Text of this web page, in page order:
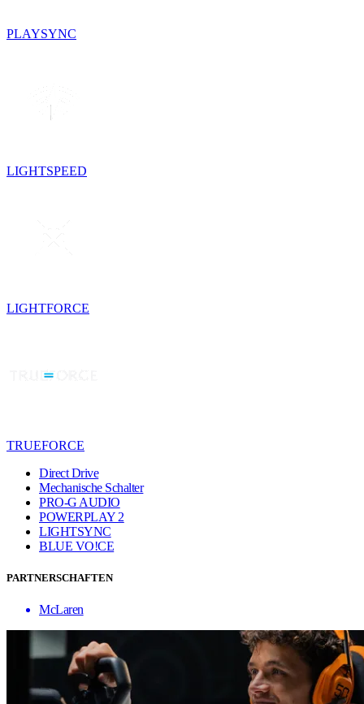
PLAYSYNC
LIGHTSPEED
LIGHTFORCE
TRUEFORCE
Direct Drive
Mechanische Schalter
PRO-G AUDIO
POWERPLAY 2
LIGHTSYNC
BLUE VO!CE
PARTNERSCHAFTEN
McLaren